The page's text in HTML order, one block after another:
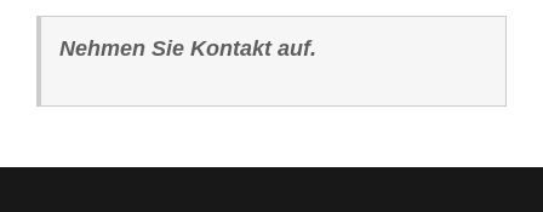
Nehmen Sie Kontakt auf.